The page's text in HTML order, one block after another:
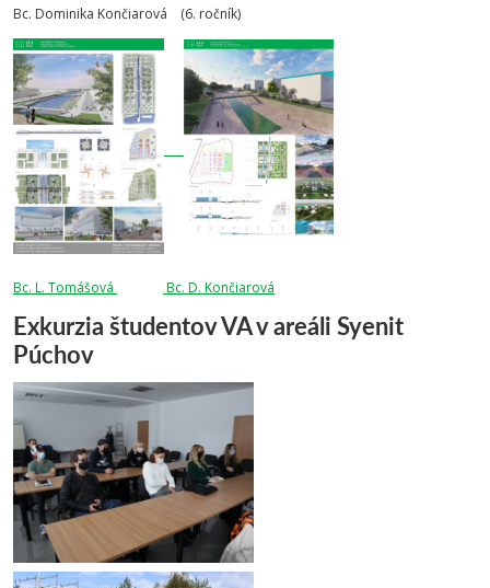
Bc. Dominika Končiarová (6. ročník)
Bc. L. Tomášová Bc. D. Končiarová
Exkurzia študentov VA v areáli Syenit
Púchov